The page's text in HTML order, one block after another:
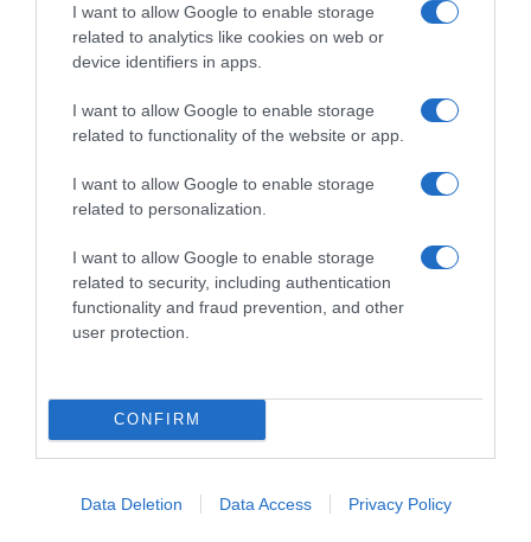
I want to allow Google to enable storage
related to analytics like cookies on web or
device identifiers in apps.
I want to allow Google to enable storage
related to functionality of the website or app.
I want to allow Google to enable storage
related to personalization.
I want to allow Google to enable storage
related to security, including authentication
functionality and fraud prevention, and other
user protection.
CONFIRM
Data Deletion Data Access Privacy Policy
ΟΙΚΟΝΟΜΙΑ